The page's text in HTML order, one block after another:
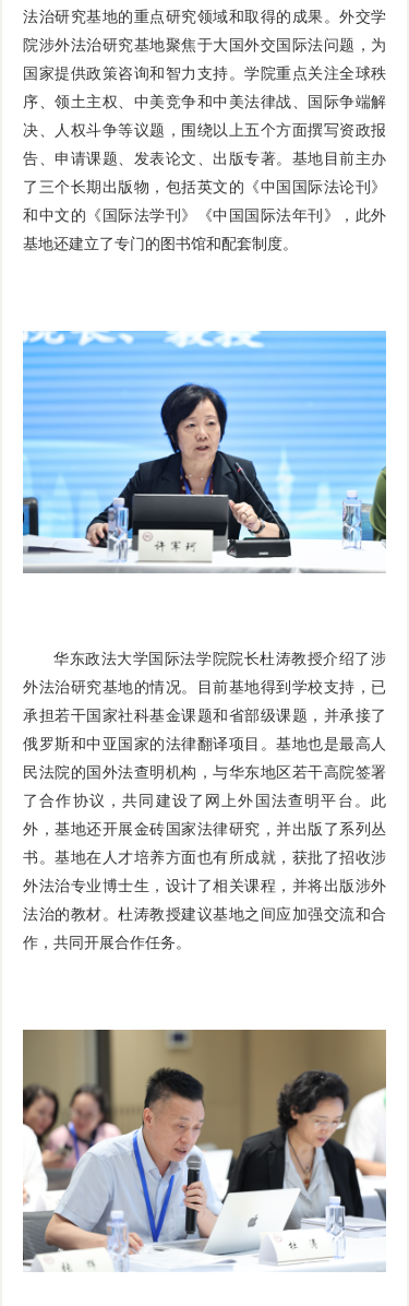
法治研究基地的重点研究领域和取得的成果。外交学
院涉外法治研究基地聚焦于大国外交国际法问题，为
国家提供政策咨询和智力支持。学院重点关注全球秩
序、领土主权、中美竞争和中美法律战、国际争端解
决、人权斗争等议题，围绕以上五个方面撰写资政报
告、申请课题、发表论文、出版专著。基地目前主办
了三个长期出版物，包括英文的《中国国际法论刊》
和中文的《国际法学刊》《中国国际法年刊》，此外
基地还建立了专门的图书馆和配套制度。
华东政法大学国际法学院院长杜涛教授介绍了涉
外法治研究基地的情况。目前基地得到学校支持，已
承担若干国家社科基金课题和省部级课题，并承接了
俄罗斯和中亚国家的法律翻译项目。基地也是最高人
民法院的国外法查明机构，与华东地区若干高院签署
了合作协议，共同建设了网上外国法查明平台。此
外，基地还开展金砖国家法律研究，并出版了系列丛
书。基地在人才培养方面也有所成就，获批了招收涉
外法治专业博士生，设计了相关课程，并将出版涉外
法治的教材。杜涛教授建议基地之间应加强交流和合
作，共同开展合作任务。